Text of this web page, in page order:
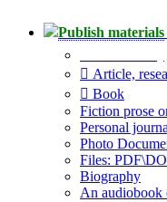
Publish materials
Article,
Book
Fiction prose
Personal
Photo
Files:
Biography
An audiobook